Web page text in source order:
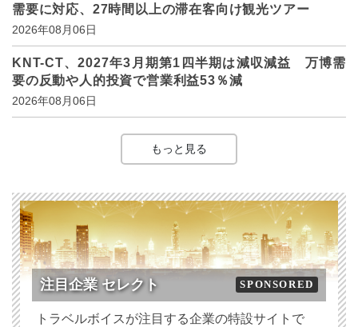
需要に対応、27時間以上の滞在客向け観光ツアー
2026年08月06日
KNT-CT、2027年3月期第1四半期は減収減益 万博需
要の反動や人的投資で営業利益53％減
2026年08月06日
もっと見る
注目企業 セレクト SPONSORED
トラベルボイスが注目する企業の特設サイトで